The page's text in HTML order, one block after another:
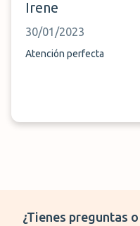
Irene
30/01/2023
Atención perfecta
¿Tienes preguntas